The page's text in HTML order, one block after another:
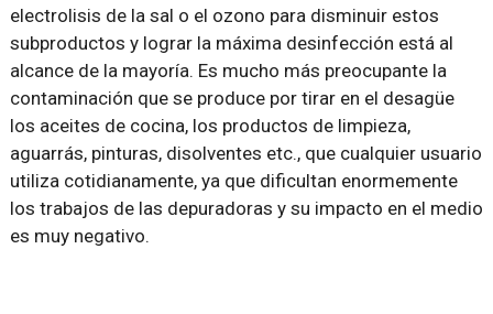
electrolisis de la sal o el ozono para disminuir estos
subproductos y lograr la máxima desinfección está al
alcance de la mayoría. Es mucho más preocupante la
contaminación que se produce por tirar en el desagüe
los aceites de cocina, los productos de limpieza,
aguarrás, pinturas, disolventes etc., que cualquier usuario
utiliza cotidianamente, ya que dificultan enormemente
los trabajos de las depuradoras y su impacto en el medio
es muy negativo.